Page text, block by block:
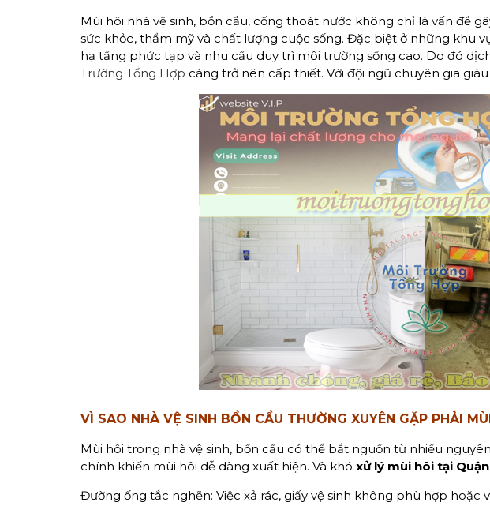
Mùi hôi nhà vệ sinh, bồn cầu, cống thoát nước không chỉ là vấn đề
sức khỏe, thẩm mỹ và chất lượng cuộc sống. Đặc biệt ở những khu
hạ tầng phức tạp và nhu cầu duy trì môi trường sống cao. Do đó
Trường Tổng Hợp càng trở nên cấp thiết. Với đội ngũ chuyên gia
VÌ SAO NHÀ VỆ SINH BỒN CẦU THƯỜNG XUYÊN GẶP PHẢI
Mùi hôi trong nhà vệ sinh, bồn cầu có thể bắt nguồn từ nhiều
chính khiến mùi hôi dễ dàng xuất hiện. Và khó xử lý mùi hôi tại
Đường ống tắc nghẽn: Việc xả rác, giấy vệ sinh không phù hợp